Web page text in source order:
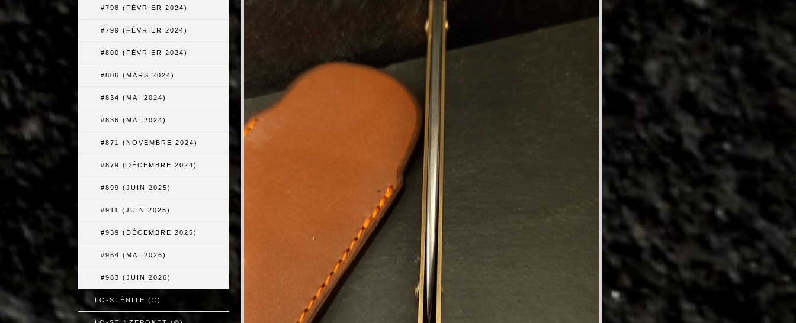
#798 (FÉVRIER 2024)
#799 (FÉVRIER 2024)
#800 (FÉVRIER 2024)
#806 (MARS 2024)
#834 (MAI 2024)
#836 (MAI 2024)
#871 (NOVEMBRE 2024)
#879 (DÉCEMBRE 2024)
#899 (JUIN 2025)
#911 (JUIN 2025)
#939 (DÉCEMBRE 2025)
#964 (MAI 2026)
#983 (JUIN 2026)
LO-STÉNITE (©)